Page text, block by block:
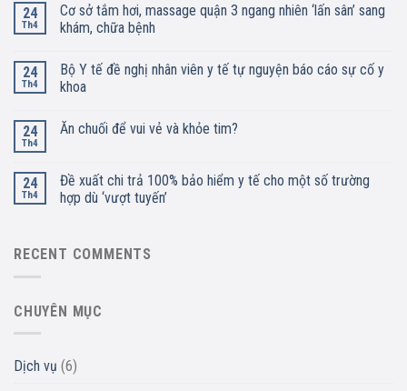
24
Th4
Cơ sở tắm hơi, massage quận 3 ngang nhiên ‘lấn sân’ sang
khám, chữa bệnh
24
Th4
Bộ Y tế đề nghị nhân viên y tế tự nguyện báo cáo sự cố y
khoa
24
Th4
Ăn chuối để vui vẻ và khỏe tim?
24
Th4
Đề xuất chi trả 100% bảo hiểm y tế cho một số trường
hợp dù ‘vượt tuyến’
RECENT COMMENTS
CHUYÊN MỤC
Dịch vụ (6)